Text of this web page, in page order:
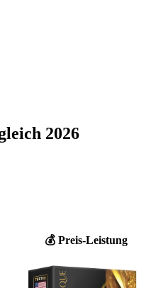
2026
💰 Preis-Leistung